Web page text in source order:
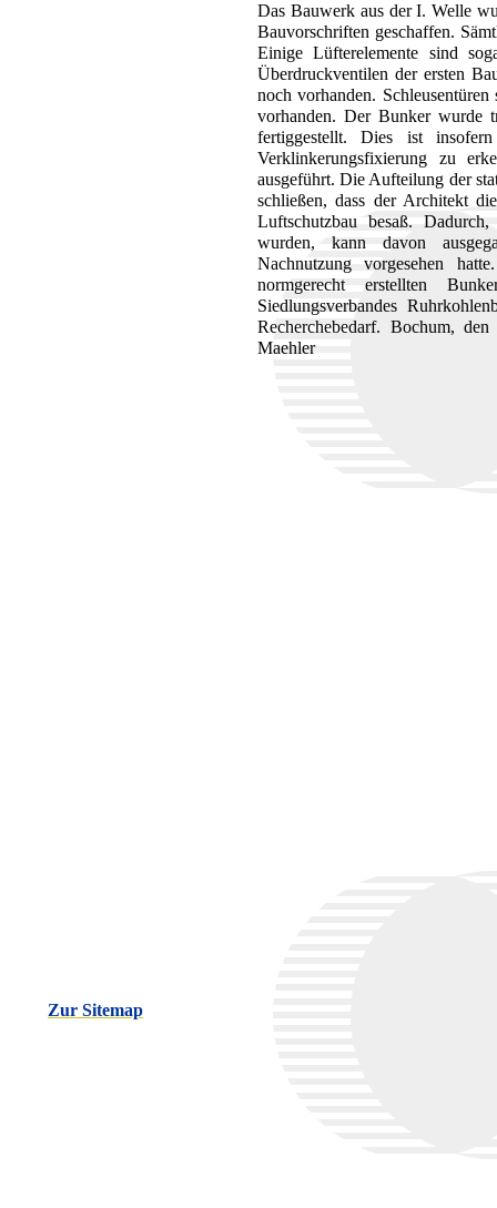
Das Bauwerk aus der I. Welle
Bauvorschriften geschaffen.
Einige Lüfterelemente sind
Überdruckventilen der ersten
noch vorhanden.
vorhanden. Der Bunker wurde
fertiggestellt. Dies ist
Verklinkerungsfixierung zu
ausgeführt. Die Aufteilung der
schließen, dass der Architekt
Luftschutzbau besaß.
wurden, kann davon
Nachnutzung vorgesehen
normgerecht erstellten
Siedlungsverbandes
Recherchebedarf. Bochum,
Maehler
Zur Sitemap